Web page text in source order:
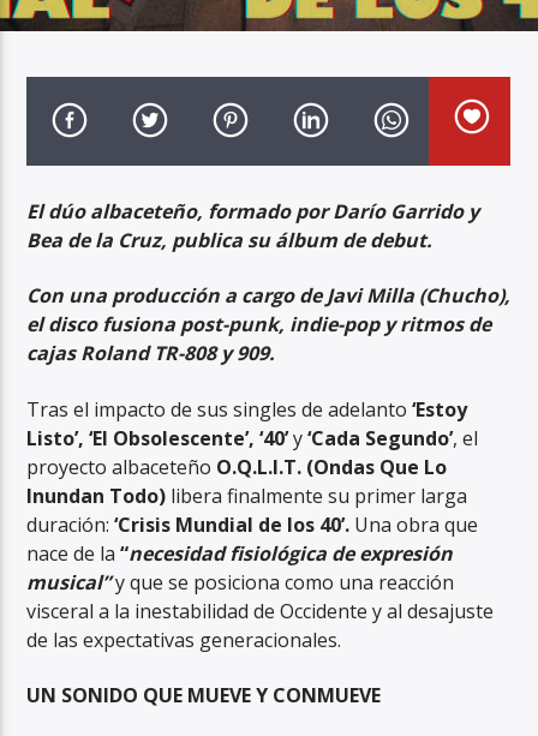
El dúo albaceteño, formado por Darío Garrido y
Bea de la Cruz, publica su álbum de debut.
Con una producción a cargo de Javi Milla (Chucho),
el disco fusiona post-punk, indie-pop y ritmos de
cajas Roland TR-808 y 909.
Tras el impacto de sus singles de adelanto‘Estoy
Listo’, ‘El Obsolescente’, ‘40’y‘Cada Segundo’, el
proyecto albaceteño O.Q.L.I.T. (Ondas Que Lo
Inundan Todo) libera finalmente su primer larga
duración:‘Crisis Mundial de los 40’. Una obra que
nace de la“necesidad fisiológica de expresión
musical”y que se posiciona como una reacción
visceral a la inestabilidad de Occidente y al desajuste
de las expectativas generacionales.
UN SONIDO QUE MUEVE Y CONMUEVE